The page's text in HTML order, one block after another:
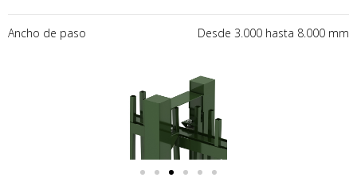
Ancho de paso Desde 3.000 hasta 8.000 mm